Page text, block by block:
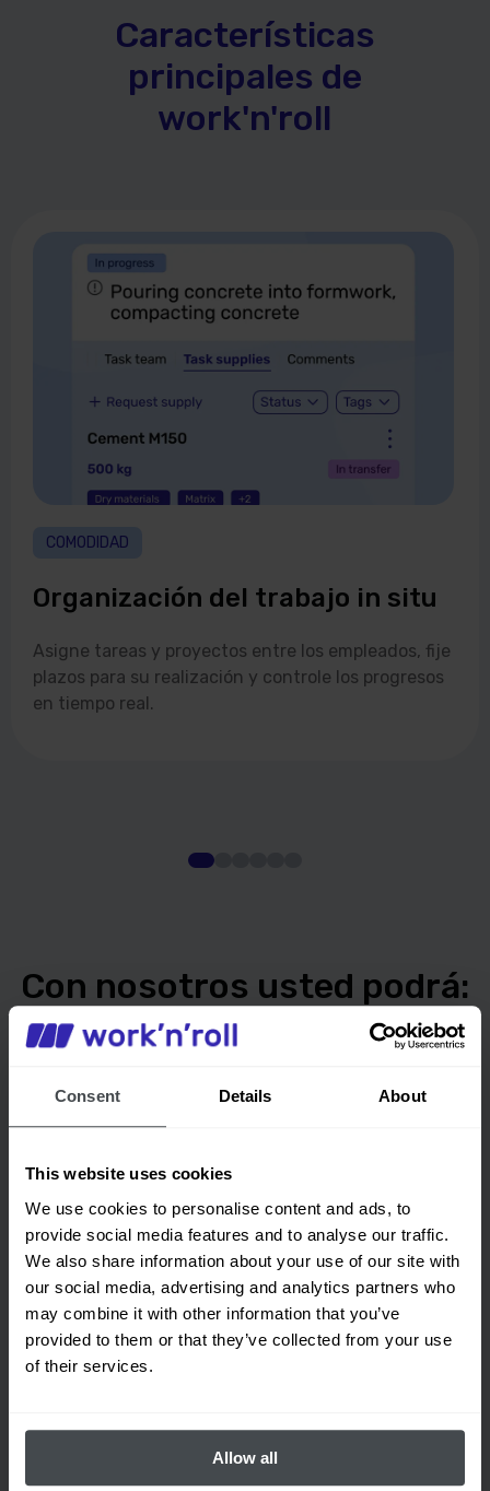
Consent Details About
This website uses cookies
We use cookies to personalise content and ads, to
provide social media features and to analyse our traffic.
We also share information about your use of our site with
our social media, advertising and analytics partners who
may combine it with other information that you’ve
provided to them or that they’ve collected from your use
of their services.
Allow all
Características
principales de
work'n'roll
COMODIDAD
Organización del trabajo in situ
Asigne tareas y proyectos entre los empleados, fije
plazos para su realización y controle los progresos
en tiempo real.
Con nosotros usted podrá:
Monitoree las calificaciones, habilidades,
empleados. Lleve un registro del uso de
herramientas y equipos, así como el de las
horas de trabajo de los empleados.